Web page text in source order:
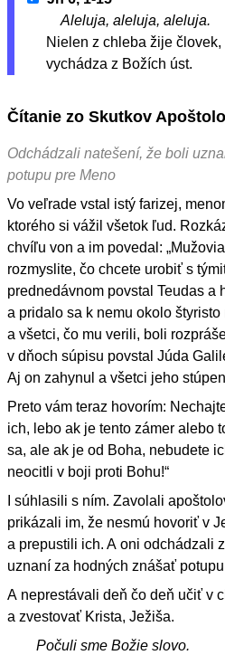
Aleluja, aleluja, aleluja.
Nielen z chleba žije
vychádza z Božích úst.
Čítanie zo Skutkov
Odchádzali natešení, že boli
potupu pre Meno
Vo veľrade vstal istý farizej,
ktorého si vážil všetok ľud.
chvíľu von a im povedal:
rozmyslite, čo chcete urobiť s
prednedávnom povstal Teudas a
a pridalo sa k nemu okolo
a všetci, čo mu verili, boli
v dňoch súpisu povstal Júda
Aj on zahynul a všetci jeho
Preto vám teraz hovorím:
ich, lebo ak je tento zámer alebo
sa, ale ak je od Boha, nebudete
neocitli v boji proti Bohu!“
I súhlasili s ním. Zavolali
prikázali im, že nesmú hovoriť v
a prepustili ich. A oni odchádzali
uznaní za hodných znášať
A neprestávali deň čo deň učiť v
a zvestovať Krista, Ježiša.
Počuli sme Božie slovo.